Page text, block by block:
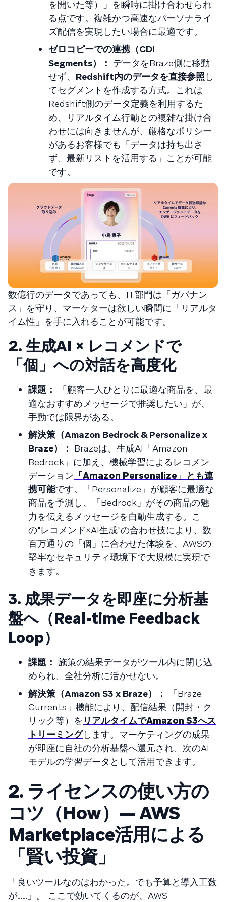
を開いた等）」を瞬時に掛け合わせられ
る点です。複雑かつ高速なパーソナライ
ズ配信を実現したい場合に最適です。
ゼロコピーでの連携（CDI
Segments）： データをBraze側に移動
せず、 Redshift内のデータを直接参照 し
てセグメントを作成する方式。これは
Redshift側のデータ定義を利用するた
め、リアルタイム行動との複雑な掛け合
わせには向きませんが、厳格なポリシー
があるお客様でも「データは持ち出さ
ず、最新リストを活用する」ことが可能
です。
数億行のデータであっても、IT部門は「ガバナン
ス」を守り、マーケターは欲しい瞬間に「リアルタ
イム性」を手に入れることが可能です。
2. 生成AI × レコメンドで
「個」への対話を高度化
課題：
「顧客一人ひとりに最適な商品を、最
適なおすすめメッセージで推奨したい」が、
手動では限界がある。
解決策（Amazon Bedrock & Personalize x
Braze）： Brazeは、生成AI「Amazon
Bedrock」に加え、機械学習によるレコメン
デーション 「Amazon Personalize」とも連
携可能です。「Personalize」が顧客に最適な
商品を予測し、「Bedrock」がその商品の魅
力を伝えるメッセージを自動生成する。こ
の"レコメンド×AI生成"の合わせ技により、数
百万通りの「個」に合わせた体験を、AWSの
堅牢なセキュリティ環境下で大規模に実現で
きます。
3. 成果データを即座に分析基
盤へ（Real-time Feedback
Loop）
課題： 施策の結果データがツール内に閉じ込
められ、全社分析に活かせない。
解決策（Amazon S3 x Braze）：
「Braze
Currents」機能により、配信結果（開封・ク
リック等）を リアルタイムでAmazon S3へス
トリーミングします。マーケティングの成果
が即座に自社の分析基盤へ還元され、次のAI
モデルの学習データとして活用できます。
2. ライセンスの使い方の
コツ（How）— AWS
Marketplace活用による
「賢い投資」
「良いツールなのはわかった。でも予算と導入工数
が……」。 ここで効いてくるのが、AWS